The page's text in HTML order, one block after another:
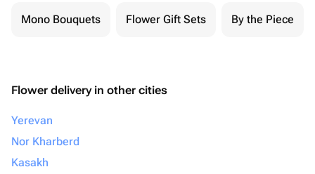
Mono Bouquets Flower Gift Sets By the Piece
Flower delivery in other cities
Yerevan
Nor Kharberd
Kasakh